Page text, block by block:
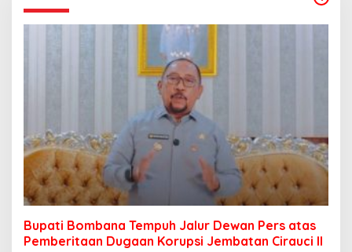
Bupati Bombana Tempuh Jalur Dewan Pers atas
Pemberitaan Dugaan Korupsi Jembatan Cirauci II